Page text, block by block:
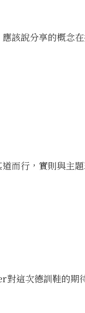
該說分享的概念
而行，實則與主
對這次德訓鞋的期